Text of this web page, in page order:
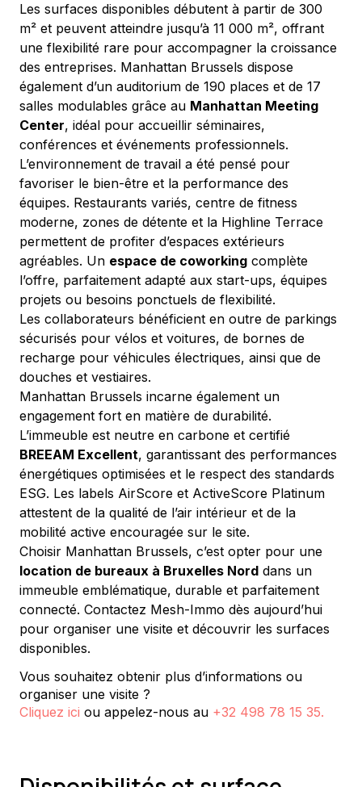
Les surfaces disponibles débutent à partir de 300
m² et peuvent atteindre jusqu’à 11 000 m², offrant
une flexibilité rare pour accompagner la croissance
des entreprises. Manhattan Brussels dispose
également d’un auditorium de 190 places et de 17
salles modulables grâce au Manhattan Meeting
Center, idéal pour accueillir séminaires,
conférences et événements professionnels.
L’environnement de travail a été pensé pour
favoriser le bien-être et la performance des
équipes. Restaurants variés, centre de fitness
moderne, zones de détente et la Highline Terrace
permettent de profiter d’espaces extérieurs
agréables. Un espace de coworking complète
l’offre, parfaitement adapté aux start-ups, équipes
projets ou besoins ponctuels de flexibilité.
Les collaborateurs bénéficient en outre de parkings
sécurisés pour vélos et voitures, de bornes de
recharge pour véhicules électriques, ainsi que de
douches et vestiaires.
Manhattan Brussels incarne également un
engagement fort en matière de durabilité.
L’immeuble est neutre en carbone et certifié
BREEAM Excellent, garantissant des performances
énergétiques optimisées et le respect des standards
ESG. Les labels AirScore et ActiveScore Platinum
attestent de la qualité de l’air intérieur et de la
mobilité active encouragée sur le site.
Choisir Manhattan Brussels, c’est opter pour une
location de bureaux à Bruxelles Nord dans un
immeuble emblématique, durable et parfaitement
connecté. Contactez Mesh-Immo dès aujourd’hui
pour organiser une visite et découvrir les surfaces
disponibles.
Vous souhaitez obtenir plus d’informations ou
organiser une visite ?
Cliquez ici ou appelez-nous au +32 498 78 15 35.